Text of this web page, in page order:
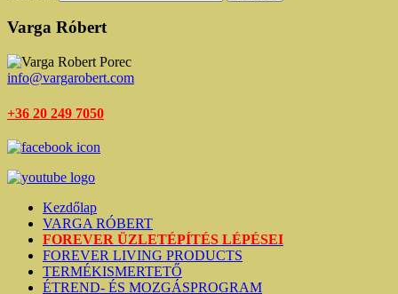
Varga Róbert
info@vargarobert.com
+36 20 249 7050
Kezdőlap
VARGA RÓBERT
FOREVER ÜZLETÉPÍTÉS LÉPÉSEI
FOREVER LIVING PRODUCTS
TERMÉKISMERTETŐ
ÉTREND- ÉS MOZGÁSPROGRAM